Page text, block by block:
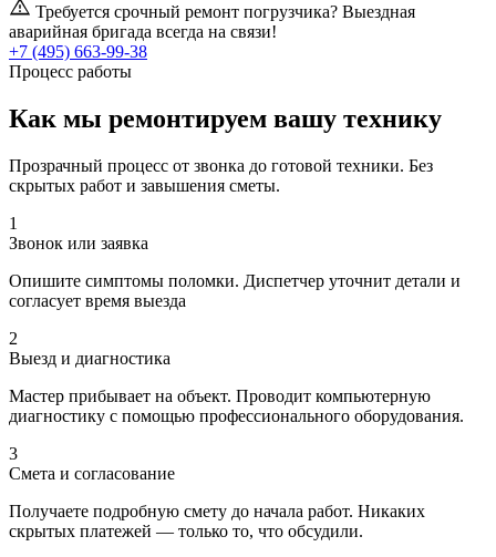
Требуется срочный ремонт погрузчика? Выездная
аварийная бригада всегда на связи!
+7 (495) 663-99-38
Процесс работы
Как мы ремонтируем вашу технику
Прозрачный процесс от звонка до готовой техники. Без
скрытых работ и завышения сметы.
1
Звонок или заявка
Опишите симптомы поломки. Диспетчер уточнит детали и
согласует время выезда
2
Выезд и диагностика
Мастер прибывает на объект. Проводит компьютерную
диагностику с помощью профессионального оборудования.
3
Смета и согласование
Получаете подробную смету до начала работ. Никаких
скрытых платежей — только то, что обсудили.